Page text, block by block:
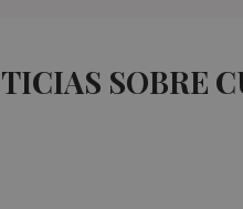
SOBRE